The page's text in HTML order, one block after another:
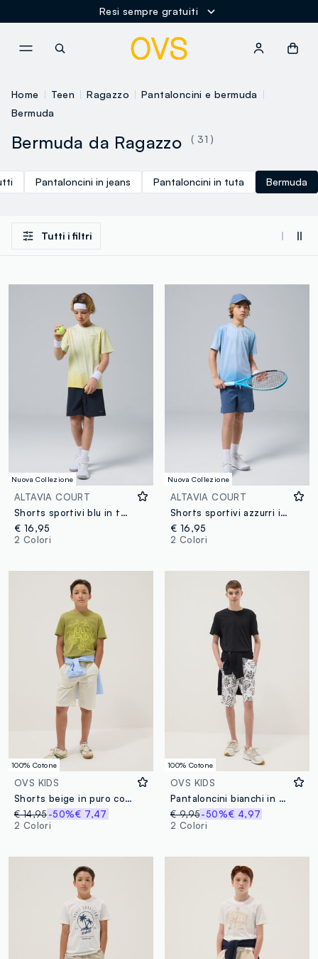
Resi sempre gratuiti
Home Teen Ragazzo
Pantaloncini e bermuda
Bermuda
Bermuda da Ragazzo ( 31 )
Pantaloncini in jeans Pantaloncini in tuta Bermuda
Tutti i filtri
Nuova Collezione
ALTAVIA COURT
Shorts sportivi blu in tessuto tecnico elasticizzato per bambino ALTAVIA COURT
€ 16,95
2 Colori
Nuova Collezione
ALTAVIA COURT
Shorts sportivi azzurri in tessuto tecnico elasticizzato per bambino ALTAVIA COURT
€ 16,95
2 Colori
100% Cotone
OVS KIDS
Shorts beige in puro cotone con vita elasticizzata regular fit
€ 14,95-50%€ 7,47
2 Colori
100% Cotone
OVS KIDS
Pantaloncini bianchi in puro cotone con stampa all over per ragazzo regular fit
€ 9,95-50%€ 4,97
2 Colori